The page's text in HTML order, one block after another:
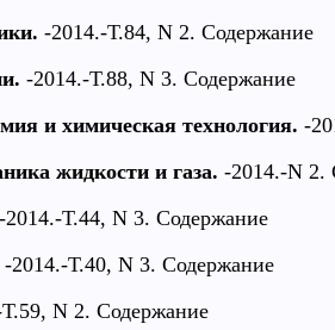
-2014.-Т.84, N 2. Содержание
-2014.-Т.88, N 3. Содержание
и химическая технология. -
жидкости и газа. -2014.-N 2.
-2014.-Т.44, N 3. Содержание
-2014.-Т.40, N 3. Содержание
N 2. Содержание